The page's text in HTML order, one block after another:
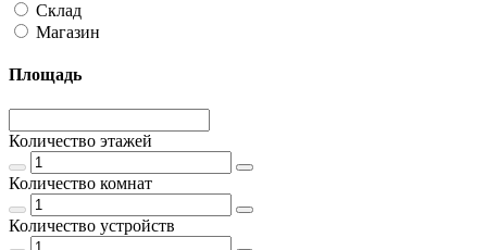
Склад
Магазин
Площадь
Количество этажей
Количество комнат
Количество устройств